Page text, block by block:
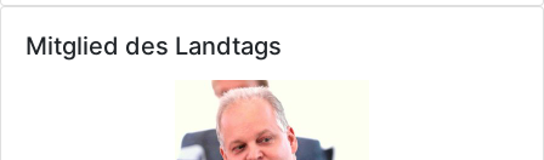
Mitglied des Landtags